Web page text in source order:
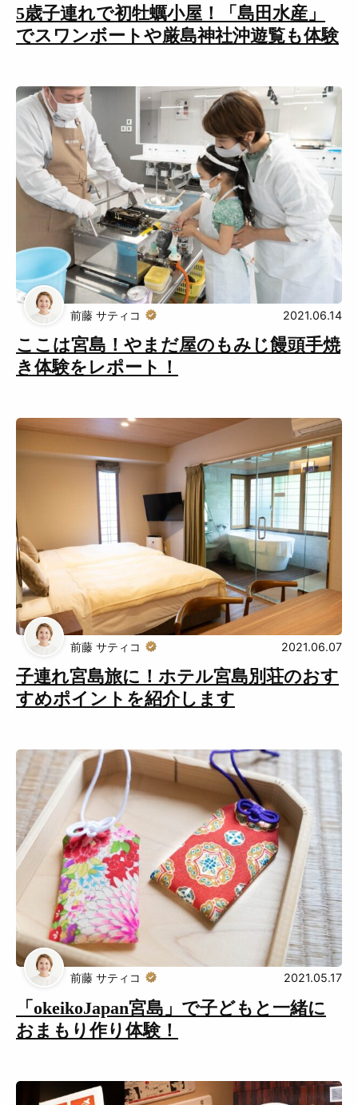
5歳子連れで初牡蠣小屋！「島田水産」
でスワンボートや厳島神社沖遊覧も体験
ここは宮島！やまだ屋のもみじ饅頭手焼
き体験をレポート！
前藤 サティコ 2021.06.14
子連れ宮島旅に！ホテル宮島別荘のおす
すめポイントを紹介します
前藤 サティコ 2021.06.07
「okeikoJapan宮島」で子どもと一緒に
おまもり作り体験！
前藤 サティコ 2021.05.17